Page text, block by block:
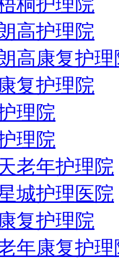
高护理院
高康复护理
复护理院
理院
理院
老年护理院
城护理医院
复护理院
年康复护理